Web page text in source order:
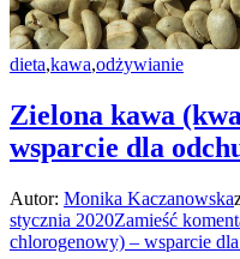
dieta,kawa,odżywianie
Zielona kawa
wsparcie dla
Autor: Monika Kaczanowska
stycznia 2020Zamieść
chlorogenowy) – wsparcie